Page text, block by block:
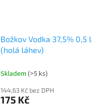
Božkov Vodka 37,5% 0,5 l
(holá láhev)
Skladem (>5 ks)
144,63 Kč bez DPH
175 Kč